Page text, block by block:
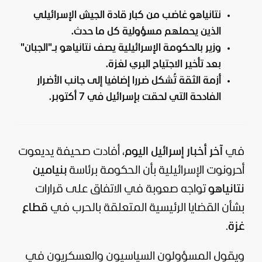
نتانياهو غاضب من كبار قادة الجيش الإسرائيلي
الذين يحملهم مسؤولية كل ما حدث.
وزير بالحكومة الإسرائيلية يصف نتانياهو بـ"الجبان"
بعد تأخير الاجتياح البري لغزة.
أزمة الثقة تُشكل ضررا إضافيا إلى جانب الأضرار
الفادحة التي لحقت بإسرائيل في 7 أكتوبر.
في آخر أخبار إسرائيل اليوم، أفادت صحيفة يديعوت
أحرونوت الإسرائيلية بأن الحكومة برئاسة بنيامين
نتانياهو تواجه صعوبة في الاتفاق على قرارات
بشأن القضايا الرئيسية المتعلقة بالحرب في قطاع
غزة.
ويقول المسؤولون السياسيون والعسكريون في